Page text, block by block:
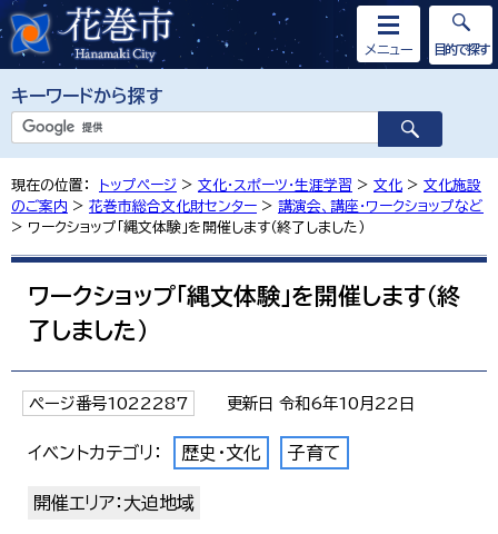
キーワードから探す
メニュー 目的で探す
現在の位置： トップページ > 文化・スポーツ・生涯学習 > 文化 > 文化施設
のご案内 > 花巻市総合文化財センター > 講演会、講座・ワークショップなど
> ワークショップ「縄文体験」を開催します（終了しました）
ワークショップ「縄文体験」を開催します（終
了しました）
ページ番号1022287 更新日 令和6年10月22日
イベントカテゴリ： 歴史・文化 子育て
開催エリア：大迫地域